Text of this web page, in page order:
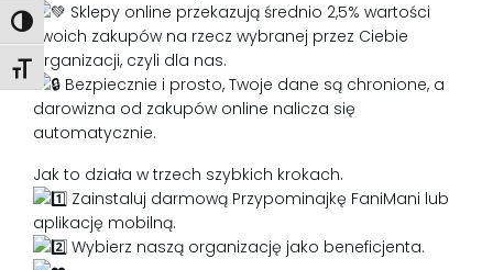
Toggle High Contrast
Toggle Font size
Sklepy online przekazują średnio 2,5% wartości
Twoich zakupów na rzecz wybranej przez Ciebie
organizacji, czyli dla nas.
Bezpiecznie i prosto, Twoje dane są chronione, a
darowizna od zakupów online nalicza się
automatycznie.
Jak to działa w trzech szybkich krokach.
Zainstaluj darmową Przypominajkę FaniMani lub
aplikację mobilną.
Wybierz naszą organizację jako beneficjenta.